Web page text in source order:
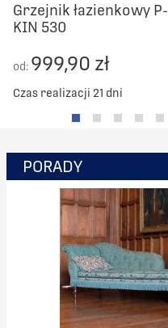
1400
1476
1628
1704
1780
Grzejnik łazienkowy P-
KIN 530
od: 999,90 zł
Czas realizacji 21 dni
PORADY